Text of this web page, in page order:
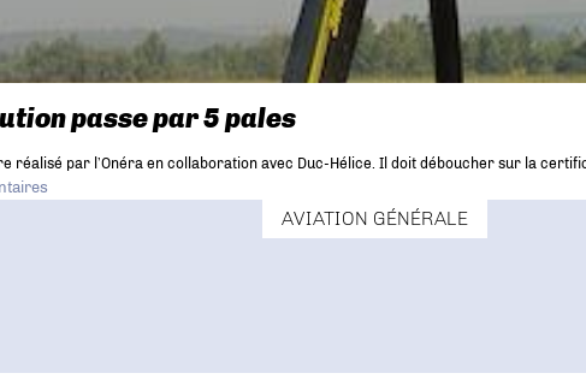
passe par 5 pales
réalisé par l’Onéra en collaboration avec Duc-Hélice. Il doit déboucher sur la
AVIATION GÉNÉRALE